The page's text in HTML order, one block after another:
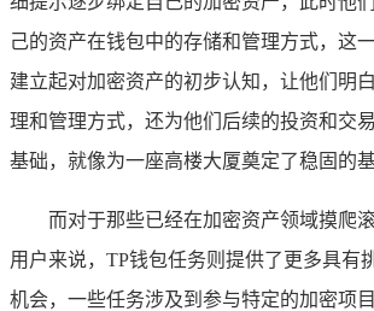
己的资产在钱包中的存储和管理方式，这
建立起对加密资产的初步认知，让他们明
理和管理方式，还为他们后续的投资和交
基础，就像为一座高楼大厦奠定了稳固的基
而对于那些已经在加密资产领域摸爬
用户来说，TP钱包任务则提供了更多具有
机会，一些任务涉及到参与特定的加密项